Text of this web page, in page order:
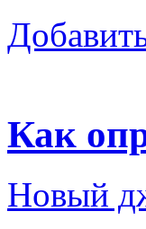
Как
Новый